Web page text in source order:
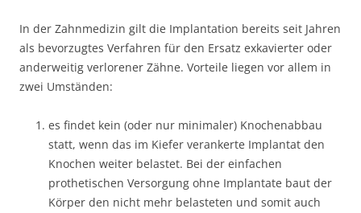
In der Zahnmedizin gilt die Implantation bereits seit Jahren
als bevorzugtes Verfahren für den Ersatz exkavierter oder
anderweitig verlorener Zähne. Vorteile liegen vor allem in
zwei Umständen:
es findet kein (oder nur minimaler) Knochenabbau
statt, wenn das im Kiefer verankerte Implantat den
Knochen weiter belastet. Bei der einfachen
prothetischen Versorgung ohne Implantate baut der
Körper den nicht mehr belasteten und somit auch